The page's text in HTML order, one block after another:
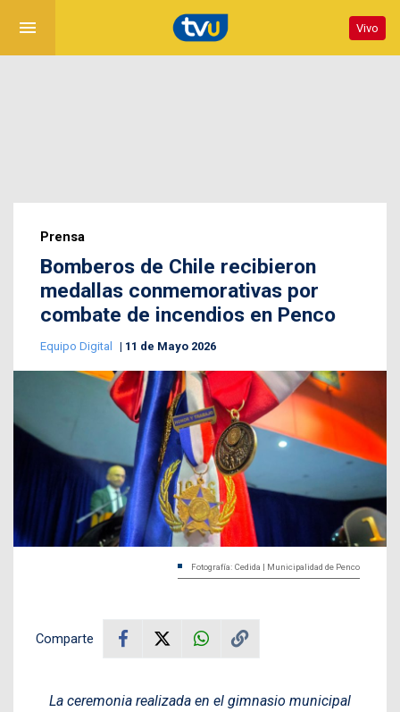
menu Vivo
Prensa
Bomberos de Chile recibieron
medallas conmemorativas por
combate de incendios en Penco
Equipo Digital 11 de Mayo 2026
Fotografía: Cedida | Municipalidad de Penco
Comparte
La ceremonia realizada en el gimnasio municipal